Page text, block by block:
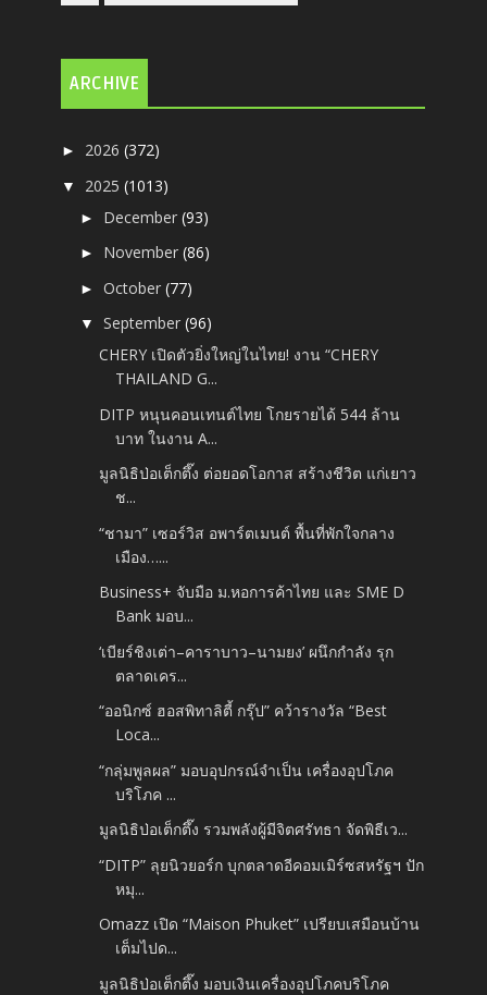
ARCHIVE
► 2026(372)
▼ 2025(1013)
► December(93)
► November(86)
►October(77)
▼September(96)
CHERY เปิดตัวยิ่งใหญ่ในไทย!​ งาน “CHERY
THAILAND G...
DITP หนุนคอนเทนต์ไทย โกยรายได้ 544 ล้าน
บาท ในงาน A...
มูลนิธิป่อเต็กตึ๊ง ต่อยอดโอกาส สร้างชีวิต แก่เยาว
ช...
“ชามา” เซอร์วิส อพาร์ตเมนต์ พื้นที่พักใจกลาง
เมือง…...
Business+ จับมือ ม.หอการค้าไทย และ SME D
Bank​ มอบ...
‘เบียร์ชิงเต่า–คาราบาว–นามยง’ ผนึกกำลัง รุก
ตลาดเคร...
“ออนิกซ์ ฮอสพิทาลิตี้ กรุ๊ป” คว้ารางวัล “Best
Loca...
“กลุ่มพูลผล” มอบอุปกรณ์จำเป็น เครื่องอุปโภค
บริโภค ...
มูลนิธิป่อเต็กตึ๊ง รวมพลังผู้มีจิตศรัทธา จัดพิธีเว...
“DITP” ลุยนิวยอร์ก บุกตลาดอีคอมเมิร์ซสหรัฐฯ ปัก
หมุ...
Omazz เปิด “Maison Phuket” เปรียบเสมือนบ้าน
เต็มไปด...
มูลนิธิป่อเต็กตึ๊ง มอบเงินเครื่องอุปโภคบริโภค​